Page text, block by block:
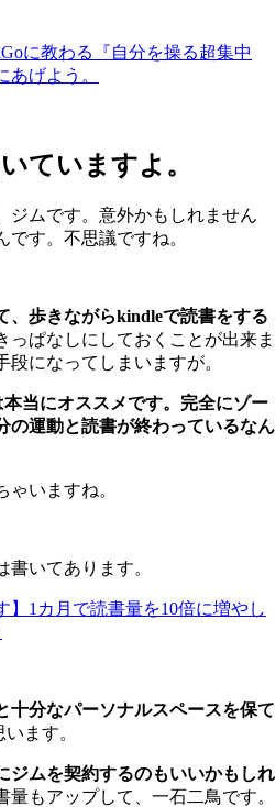
に教わる『自分を操る超集中
げよう。
ていますよ。
ジムです。意外かもしれません
す。不思議ですね。
、歩きながらkindleで読書をする
っぱなしにしておくことが出来ま
になってしまいますが。
当にオススメです。完全にゾー
の運動と読書が終わっているなん
ゃいますね。
書いてあります。
】1カ月で読書量を10倍に増やし
十分なパーソナルスペースを保て
ます。
ジムを契約するのもいいかもしれ
量もアップして、一石二鳥です。